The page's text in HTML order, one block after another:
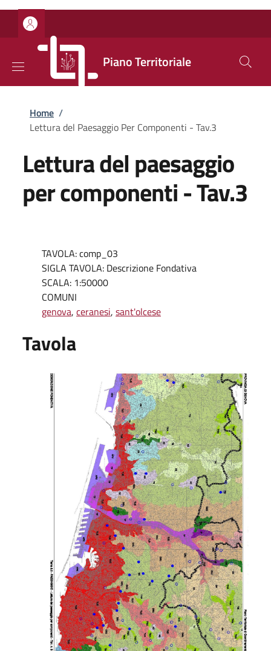
Salta al contenuto principale
Skip to footer content
Piano Territoriale
Briciole di pane
Home /
Lettura del Paesaggio Per Componenti - Tav.3
Lettura del paesaggio
per componenti - Tav.3
TAVOLA: comp_03
SIGLA TAVOLA: Descrizione Fondativa
SCALA: 1:50000
COMUNI
genova, ceranesi, sant'olcese
Tavola